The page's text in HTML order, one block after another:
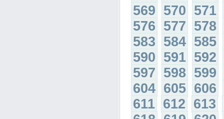
569 570 571
576 577 578
583 584 585
590 591 592
597 598 599
604 605 606
611 612 613